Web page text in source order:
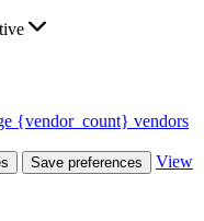
{vendor_count} vendors
Save preferences
View